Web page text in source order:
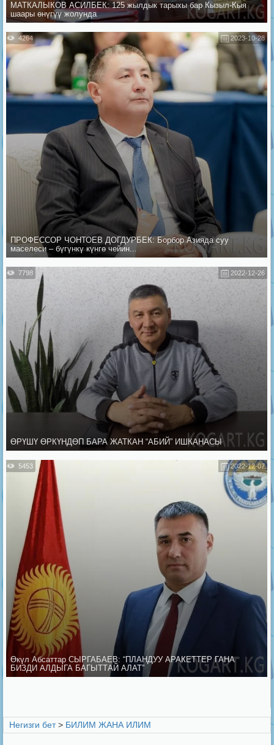
МАТКАЛЫКОВ АСИЛБЕК: 125 жылдык тарыхы бар Кызыл-Кыя
шаары өнүгүү жолунда
2023-10-28
4264
ПРОФЕССОР ЧОНТОЕВ ДОГДУРБЕК: Борбор Азияда суу
маселеси – бүгүнкү күнгө чейин...
2022-12-26
7798
ӨРҮШҮ ӨРКҮНДӨП БАРА ЖАТКАН “АБИЙ” ИШКАНАСЫ
2022-12-07
5453
Өкүл Абсаттар СЫРГАБАЕВ: “ПЛАНДУУ АРАКЕТТЕР ГАНА
БИЗДИ АЛДЫГА БАГЫТТАЙ АЛАТ”
Негизги бет> БИЛИМ ЖАНА ИЛИМ